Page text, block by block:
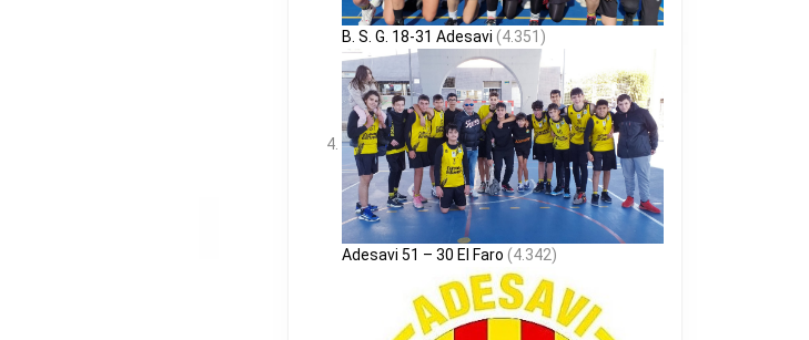
B. S. G. 18-31 Adesavi (4.351)
Adesavi 51 – 30 El Faro (4.342)